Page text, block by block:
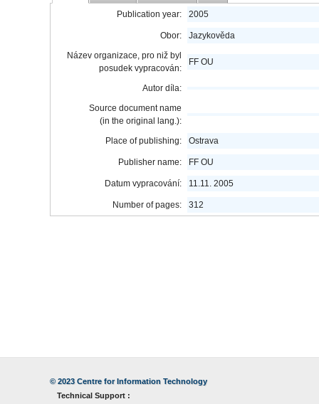
Publication year: 2005
Obor:
Jazykověda
Název organizace, pro niž byl
posudek vypracován:
FF OU
Autor díla:
Source document name
(in the original lang.):
Place of publishing:
Ostrava
Publisher name: FF OU
Datum vypracování: 11.11. 2005
Number of pages: 312
© 2023 Centre for Information Technology
Technical Support :